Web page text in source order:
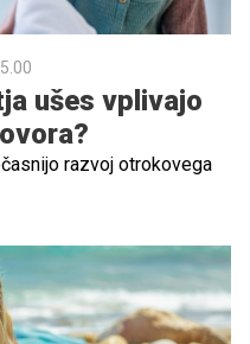
ušes vplivajo
razvoj otrokovega